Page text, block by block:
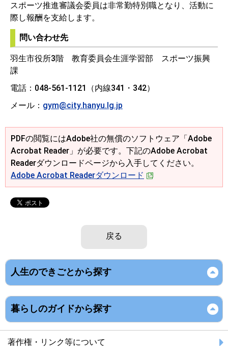
スポーツ推進審議会委員は非常勤特別職となり、活動に
際し報酬を支給します。
問い合わせ先
羽生市役所3階 教育委員会生涯学習部 スポーツ振興
課
電話：048-561-1121（内線341・342）
メール： gym@city.hanyu.lg.jp
PDFの閲覧にはAdobe社の無償のソフトウェア「Adobe
Acrobat Reader」が必要です。下記のAdobe Acrobat
Readerダウンロードページから入手してください。
Adobe Acrobat Readerダウンロード
戻る
人生のできごとから探す
暮らしのガイドから探す
著作権・リンク等について